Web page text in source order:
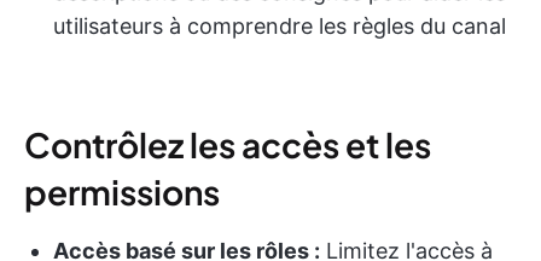
utilisateurs à comprendre les règles du canal
Contrôlez les accès et les
permissions
Accès basé sur les rôles : Limitez l'accès à